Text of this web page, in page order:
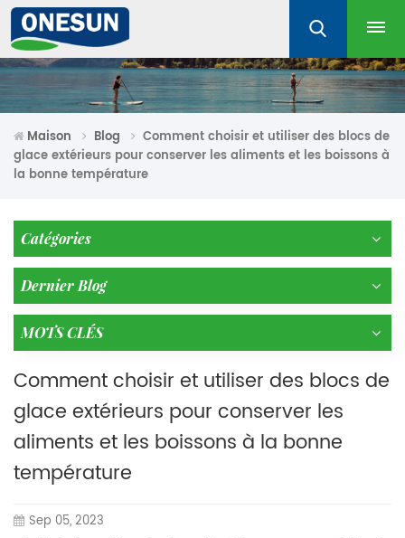
Maison Blog
Comment choisir et utiliser des blocs de
glace extérieurs pour conserver les aliments et les boissons à
la bonne température
Catégories
Dernier Blog
MOTS CLÉS
Comment choisir et utiliser des blocs de
glace extérieurs pour conserver les
aliments et les boissons à la bonne
température
Sep 05, 2023